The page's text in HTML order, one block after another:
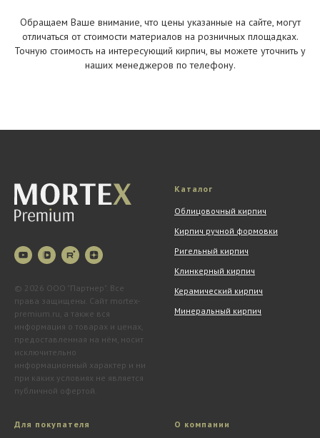
Обращаем Ваше внимание, что цены указанные на сайте, могут
отличаться от стоимости материалов на розничных площадках.
Точную стоимость на интересующий кирпич, вы можете уточнить у
наших менеджеров по телефону.
© 2026 ООО "Партнер". Все
права защищены. Сайт mortex-
premium.ru, а также вся
информация о товарах и ценах,
предоставленная на нём, носит
исключительно
информационный характер и ни
при каких условиях не является
публичной офертой.
Каталог
Облицовочный кирпич
Кирпич ручной формовки
Ригельный кирпич
Клинкерный кирпич
Керамический кирпич
Минеральный кирпич
Для покупателя О компании